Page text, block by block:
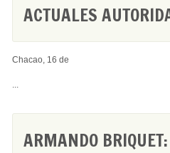
ACTUALES
Chacao, 16 de
...
ARMANDO